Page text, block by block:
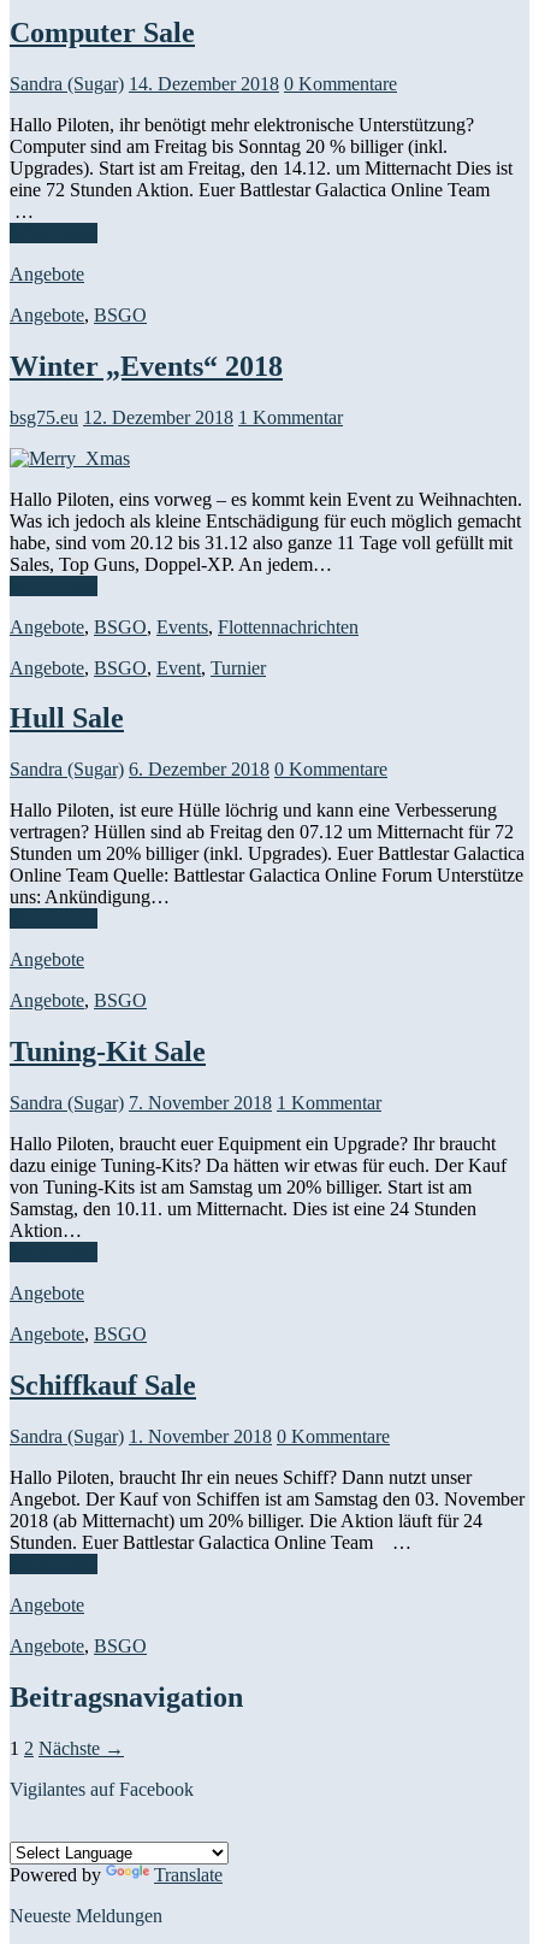
Computer Sale
Sandra (Sugar) 14. Dezember 2018 0 Kommentare
Hallo Piloten, ihr benötigt mehr elektronische Unterstützung?
Computer sind am Freitag bis Sonntag 20 % billiger (inkl.
Upgrades). Start ist am Freitag, den 14.12. um Mitternacht Dies ist
eine 72 Stunden Aktion. Euer Battlestar Galactica Online Team​
…
Angebote
Angebote, BSGO
Winter „Events“ 2018
bsg75.eu 12. Dezember 2018 1 Kommentar
Hallo Piloten, eins vorweg – es kommt kein Event zu Weihnachten.
Was ich jedoch als kleine Entschädigung für euch möglich gemacht
habe, sind vom 20.12 bis 31.12 also ganze 11 Tage voll gefüllt mit
Sales, Top Guns, Doppel-XP. An jedem…
Angebote, BSGO, Events, Flottennachrichten
Angebote, BSGO, Event, Turnier
Hull Sale
Sandra (Sugar) 6. Dezember 2018 0 Kommentare
Hallo Piloten, ist eure Hülle löchrig und kann eine Verbesserung
vertragen? Hüllen sind ab Freitag den 07.12 um Mitternacht für 72
Stunden um 20% billiger (inkl. Upgrades). Euer Battlestar Galactica
Online Team​ Quelle: Battlestar Galactica Online Forum Unterstütze
uns: Ankündigung…
Angebote
Angebote, BSGO
Tuning-Kit Sale
Sandra (Sugar) 7. November 2018 1 Kommentar
Hallo Piloten, braucht euer Equipment ein Upgrade? Ihr braucht
dazu einige Tuning-Kits? Da hätten wir etwas für euch. Der Kauf
von Tuning-Kits ist am Samstag um 20% billiger. Start ist am
Samstag, den 10.11. um Mitternacht. Dies ist eine 24 Stunden
Aktion…
Angebote
Angebote, BSGO
Schiffkauf Sale
Sandra (Sugar) 1. November 2018 0 Kommentare
Hallo Piloten, braucht Ihr ein neues Schiff? Dann nutzt unser
Angebot. Der Kauf von Schiffen ist am Samstag den 03. November
2018 (ab Mitternacht) um 20% billiger. Die Aktion läuft für 24
Stunden. Euer Battlestar Galactica Online Team​ …
Angebote
Angebote, BSGO
Beitragsnavigation
1 2 Nächste →
Vigilantes auf Facebook
Powered by
Translate
Neueste Meldungen